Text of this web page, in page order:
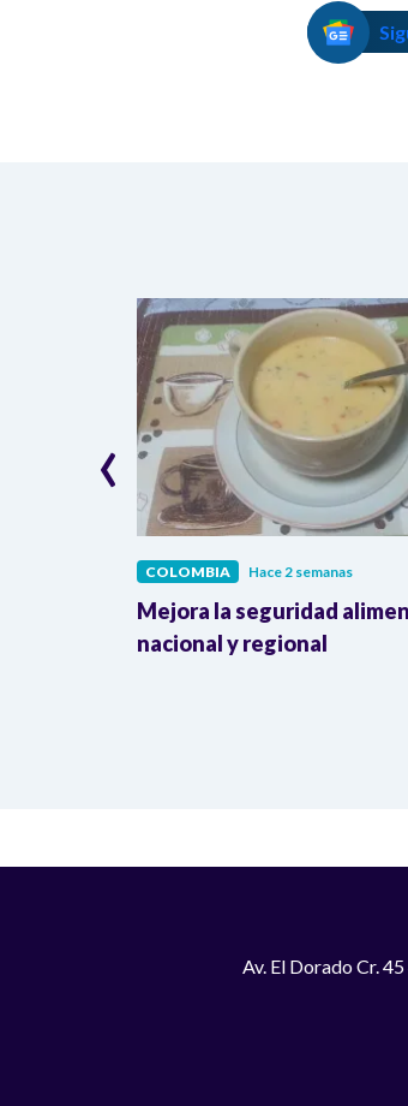
COLOMBIA Hace 2 semanas
Mejora la seguridad
nacional y regional
‹
Av. El Dorado Cr.